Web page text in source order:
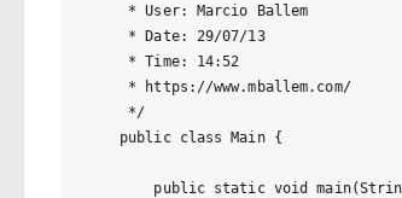
* User: Marcio Ballem
* Date: 29/07/13
* Time: 14:52
* https://www.mballem.com/
*/
public class Main {
public static void